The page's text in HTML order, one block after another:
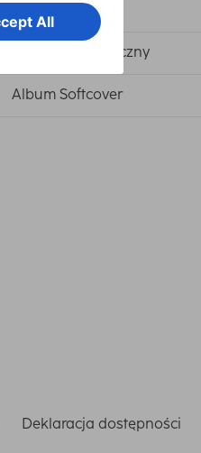
10 x 15 cm / 80
Materiał syntetyczny
Album Softcover
Deklaracja dostępności